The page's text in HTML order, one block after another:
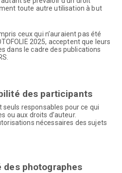
toute autre utilisation à but
ceux qui n’auraient pas été
2025, acceptent que leurs
dans le cadre des publications
des participants
seuls responsables pour ce qui
ou aux droits d’auteur.
nécessaires des sujets
des photographes